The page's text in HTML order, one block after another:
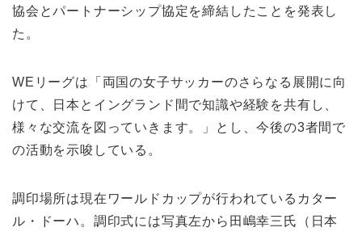
協会とパートナーシップ協定を締結したことを発表し
た。
WEリーグは「両国の女子サッカーのさらなる展開に向
けて、日本とイングランド間で知識や経験を共有し、
様々な交流を図っていきます。」とし、今後の3者間で
の活動を示唆している。
調印場所は現在ワールドカップが行われているカター
ル・ドーハ。調印式には写真左から田嶋幸三氏（日本